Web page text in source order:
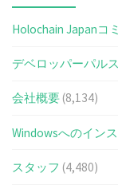
Holochain Japanコ
デベロッパーパル
会社概要 (8,134)
Windowsへのイン
スタッフ (4,480)